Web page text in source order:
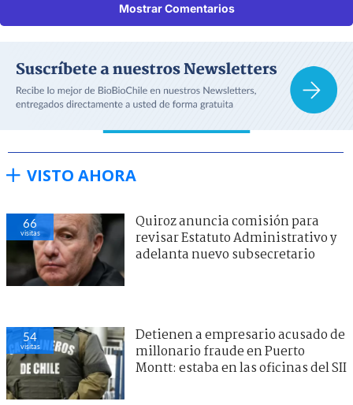
Mostrar Comentarios
VISTO AHORA
66
visitas
Quiroz anuncia comisión para
revisar Estatuto Administrativo y
adelanta nuevo subsecretario
54
visitas
Detienen a empresario acusado de
millonario fraude en Puerto
Montt: estaba en las oficinas del SII